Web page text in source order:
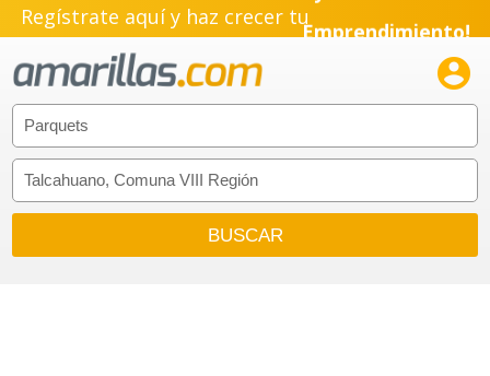
Regístrate aquí y haz crecer tuEmprendimiento!
